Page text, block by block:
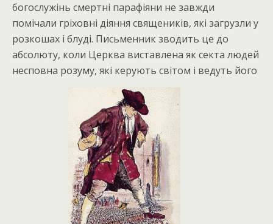
богослужінь смертні парафіяни не завжди
помічали гріховні діяння священиків, які загрузли у
розкошах і блуді. Письменник зводить це до
абсолюту, коли Церква виставлена як секта людей
несповна розуму, які керують світом і ведуть його